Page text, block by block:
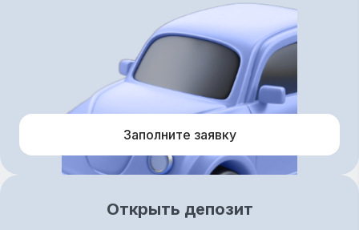
Заполните заявку
Открыть депозит